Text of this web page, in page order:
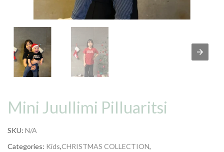
Mini Juullimi Pilluaritsi
SKU: N/A
Categories: Kids,CHRISTMAS COLLECTION,